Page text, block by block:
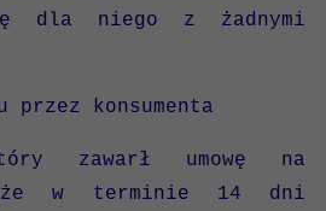
dla niego z żadnymi
konsumenta
zawarł umowę na
w terminie 14 dni